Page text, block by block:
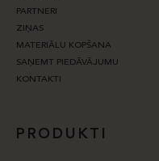
PARTNERI
ZIŅAS
MATERIĀLU KOPŠANA
SAŅEMT PIEDĀVĀJUMU
KONTAKTI
PRODUKTI